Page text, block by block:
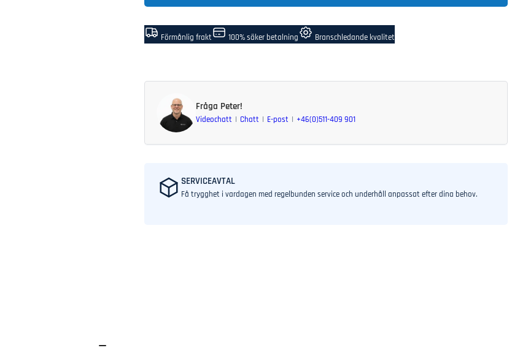
Förmånlig frakt 100% säker betalning Branschledande kvalitet
Fråga Peter!
Videochatt Chatt E-post +46(0)511-409 901
SERVICEAVTAL
Få trygghet i vardagen med regelbunden service och underhåll anpassat efter dina behov.